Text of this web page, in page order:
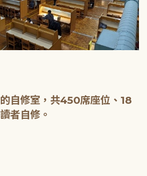
自修室，共450席座位、18
者自修。